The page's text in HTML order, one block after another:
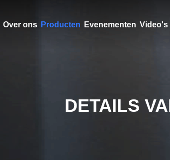
Over ons Producten Evenementen Video's
DETAILS